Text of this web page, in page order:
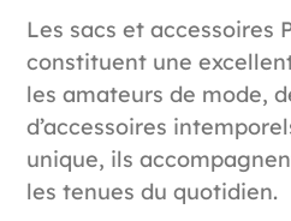
Les sacs et accessoires
constituent une
les amateurs de mode,
d’accessoires
unique, ils
les tenues du quotidien.